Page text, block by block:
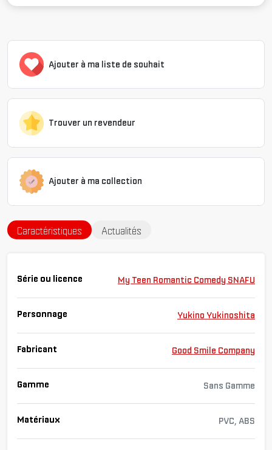
Ajouter à ma liste de souhait
Trouver un revendeur
Ajouter à ma collection
Caractéristiques Actualités
Série ou licence My Teen Romantic Comedy SNAFU
Personnage Yukino Yukinoshita
Fabricant Good Smile Company
Gamme Sans Gamme
Matériaux PVC, ABS